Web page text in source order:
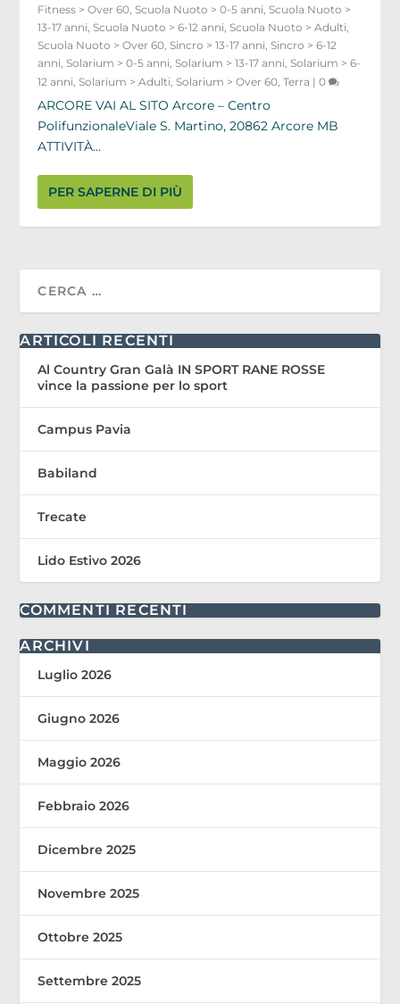
Fitness > Over 60,Scuola Nuoto > 0-5 anni,Scuola Nuoto >
13-17 anni,Scuola Nuoto > 6-12 anni,Scuola Nuoto > Adulti,
Scuola Nuoto > Over 60,Sincro > 13-17 anni,Sincro > 6-12
anni,Solarium > 0-5 anni,Solarium > 13-17 anni,Solarium > 6-
12 anni,Solarium > Adulti,Solarium > Over 60,Terra |0
ARCORE VAI AL SITO Arcore – Centro
PolifunzionaleViale S. Martino, 20862 Arcore MB
ATTIVITÀ...
PER SAPERNE DI PIÙ
ARTICOLI RECENTI
Al Country Gran Galà IN SPORT RANE ROSSE
vince la passione per lo sport
Campus Pavia
Babiland
Trecate
Lido Estivo 2026
COMMENTI RECENTI
ARCHIVI
Luglio 2026
Giugno 2026
Maggio 2026
Febbraio 2026
Dicembre 2025
Novembre 2025
Ottobre 2025
Settembre 2025